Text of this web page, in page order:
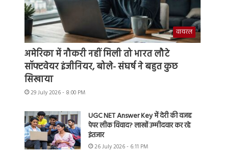
वायरल
अमेरिका में नौकरी नहीं मिली तो भारत लौटे
सॉफ्टवेयर इंजीनियर, बोले- संघर्ष ने बहुत कुछ
सिखाया
29 July 2026 - 8:00 PM
UGC NET Answer Key में देरी की वजह
पेपर लीक विवाद? लाखों उम्मीदवार कर रहे
इंतजार
26 July 2026 - 6:11 PM